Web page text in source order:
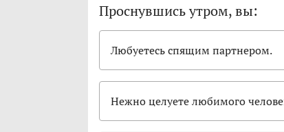
Проснувшись утром, вы:
Любуетесь спящим партнером.
Нежно целуете любимого